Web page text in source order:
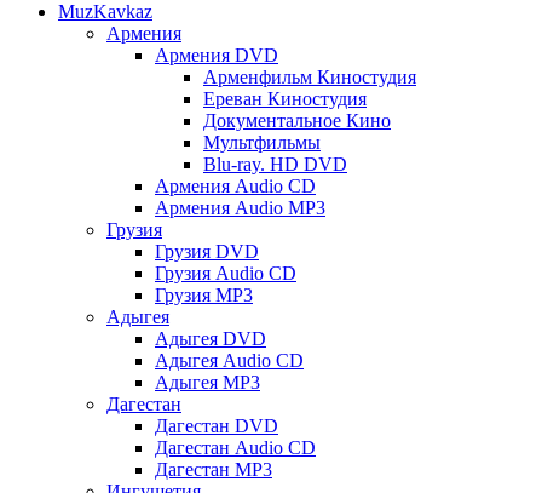
MuzKavkaz
Армения
Армения DVD
Арменфильм Киностудия
Ереван Киностудия
Документальное Кино
Мультфильмы
Blu-ray. HD DVD
Армения Audio CD
Армения Audio MP3
Грузия
Грузия DVD
Грузия Audio CD
Грузия MP3
Адыгея
Адыгея DVD
Адыгея Audio CD
Адыгея MP3
Дагестан
Дагестан DVD
Дагестан Audio CD
Дагестан MP3